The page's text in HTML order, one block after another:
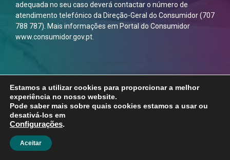
adequada no seu caso deverá contactar o número de
atendimento telefónico da Direção-Geral do Consumidor (707
788 787). Mais informações em Portal do Consumidor
www.consumidor.gov.pt.
Estamos a utilizar cookies para proporcionar a melhor
experiência no nosso website.
Pode saber mais sobre quais cookies estamos a usar ou
desativá-los em
Configurações.
Aceitar